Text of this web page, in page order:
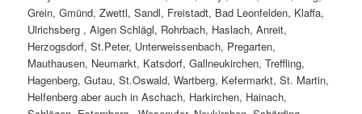
Grein, Gmünd, Zwettl, Sandl, Freistadt, Bad Leonfelden, Klaffa,
Ulrichsberg , Aigen Schlägl, Rohrbach, Haslach, Anreit,
Herzogsdorf, St.Peter, Unterweissenbach, Pregarten,
Mauthausen, Neumarkt, Katsdorf, Gallneukirchen, Treffling,
Hagenberg, Gutau, St.Oswald, Wartberg, Kefermarkt, St. Martin,
Helfenberg aber auch in Aschach, Harkirchen, Hainach,